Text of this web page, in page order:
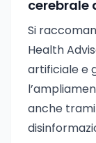
cerebrale
Si
Health
artificiale e
anche